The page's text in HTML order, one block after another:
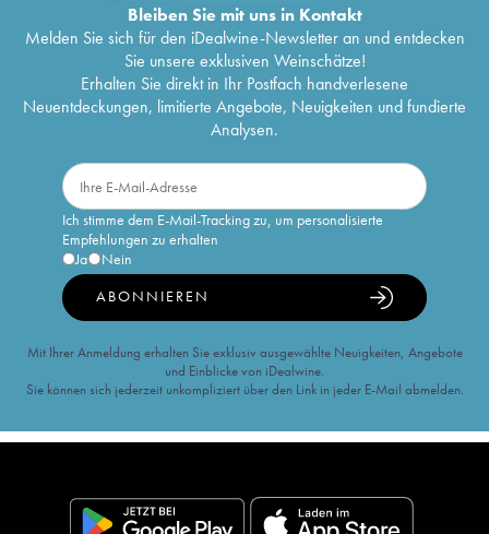
Bleiben Sie mit uns in Kontakt
Melden Sie sich für den iDealwine-Newsletter an und entdecken
Sie unsere exklusiven Weinschätze!
Erhalten Sie direkt in Ihr Postfach handverlesene
Neuentdeckungen, limitierte Angebote, Neuigkeiten und fundierte
Analysen.
Ich stimme dem E-Mail-Tracking zu, um personalisierte
Empfehlungen zu erhalten
Ja
Nein
ABONNIEREN
Mit Ihrer Anmeldung erhalten Sie exklusiv ausgewählte Neuigkeiten, Angebote
und Einblicke von iDealwine.
Sie können sich jederzeit unkompliziert über den Link in jeder E-Mail abmelden.